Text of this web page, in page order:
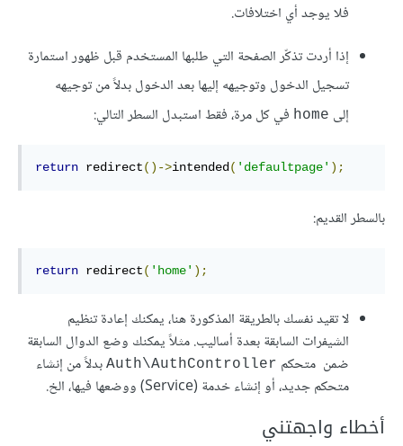
فلا يوجد أي اختلافات.
إذا أردت تذكّر الصفحة التي طلبها المستخدم قبل ظهور استمارة
تسجيل الدخول وتوجيهه إليها بعد الدخول بدلاً من توجيهه
إلى home في كل مرة، فقط استبدل السطر التالي:
return redirect()->intended( 'defaultpage' );
بالسطر القديم:
return redirect( 'home' );
لا تقيد نفسك بالطريقة المذكورة هنا، يمكنك إعادة تنظيم
الشيفرات السابقة بعدة أساليب. مثلاً يمكنك وضع الدوال السابقة
ضمن متحكم Auth\AuthController بدلاً من إنشاء
متحكم جديد، أو إنشاء خدمة (Service) ووضعها فيها، الخ.
أخطاء واجهتني